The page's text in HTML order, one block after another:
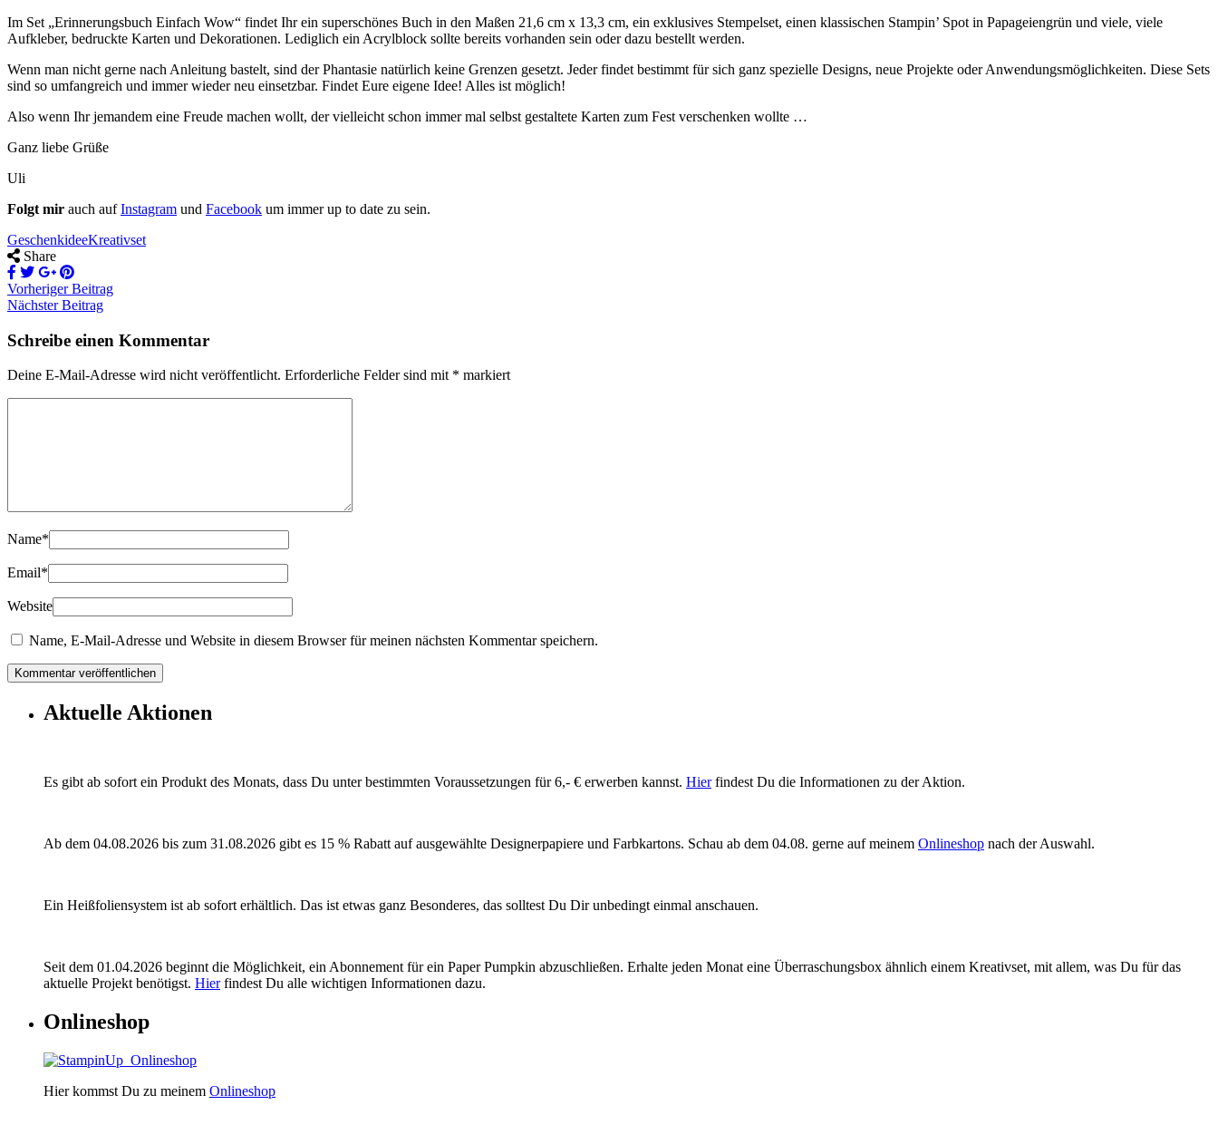
Im Set „Erinnerungsbuch Einfach Wow“ findet Ihr ein superschönes Buch in den Maßen 21,6 cm x 13,3 cm, ein exklusives Stempelset, einen klassischen Stampin’ Spot in Papageiengrün und viele, viele
Aufkleber, bedruckte Karten und Dekorationen. Lediglich ein Acrylblock sollte bereits vorhanden sein oder dazu bestellt werden.
Wenn man nicht gerne nach Anleitung bastelt, sind der Phantasie natürlich keine Grenzen gesetzt. Jeder findet bestimmt für sich ganz spezielle Designs, neue Projekte oder Anwendungsmöglichkeiten. Diese Sets
sind so umfangreich und immer wieder neu einsetzbar. Findet Eure eigene Idee! Alles ist möglich!
Also wenn Ihr jemandem eine Freude machen wollt, der vielleicht schon immer mal selbst gestaltete Karten zum Fest verschenken wollte …
Ganz liebe Grüße
Uli
Folgt mir auch aufInstagram und Facebook um immer up to date zu sein.
GeschenkideeKreativset
Share
Vorheriger Beitrag
Nächster Beitrag
Schreibe einen Kommentar
Deine E-Mail-Adresse wird nicht veröffentlicht. Erforderliche Felder sind mit * markiert
Name*
Email*
Website
Name, E-Mail-Adresse und Website in diesem Browser für meinen nächsten Kommentar speichern.
Aktuelle Aktionen
Es gibt ab sofort ein Produkt des Monats, dass Du unter bestimmten Voraussetzungen für 6,- € erwerben kannst. Hierfindest Du die Informationen zu der Aktion.
Ab dem 04.08.2026 bis zum 31.08.2026 gibt es 15 % Rabatt auf ausgewählte Designerpapiere und Farbkartons. Schau ab dem 04.08. gerne auf meinem Onlineshop nach der Auswahl.
Ein Heißfoliensystem ist ab sofort erhältlich. Das ist etwas ganz Besonderes, das solltest Du Dir unbedingt einmal anschauen.
Seit dem 01.04.2026 beginnt die Möglichkeit, ein Abonnement für ein Paper Pumpkin abzuschließen. Erhalte jeden Monat eine Überraschungsbox ähnlich einem Kreativset, mit allem, was Du für das
aktuelle Projekt benötigst. Hierfindest Du alle wichtigen Informationen dazu.
Onlineshop
Hier kommst Du zu meinem Onlineshop